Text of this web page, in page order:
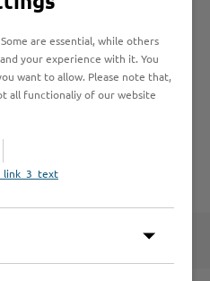
in Stichworten,
KB)
are essential, while others
your experience with it. You
want to allow. Please note that,
all functionaliy of our website